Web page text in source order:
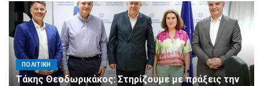
ΠΟΛΙΤΙΚΗ
Τάκης Θεοδωρικάκος: Στηρίζουμε με πράξεις την